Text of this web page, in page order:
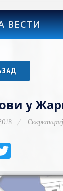
ВЕСТИ
у